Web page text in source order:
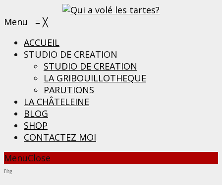
Menu ≡ ╳
ACCUEIL
STUDIO DE CREATION
STUDIO DE CREATION
LA GRIBOUILLOTHEQUE
PARUTIONS
LA CHÂTELEINE
BLOG
SHOP
CONTACTEZ MOI
MenuClose
Blog